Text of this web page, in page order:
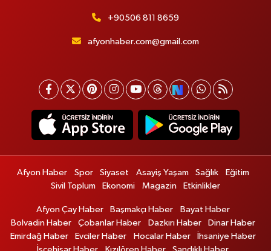
+90506 811 8659
afyonhaber.com@gmail.com
Afyon Haber Spor Siyaset Asayiş Yaşam Sağlık
Eğitim
Sivil Toplum
Ekonomi Magazin Etkinlikler
Afyon Çay Haber Başmakçı Haber
Bayat Haber
Bolvadin Haber
Çobanlar Haber Dazkırı Haber
Dinar Haber
Emirdağ Haber
Evciler Haber Hocalar Haber
İhsaniye Haber